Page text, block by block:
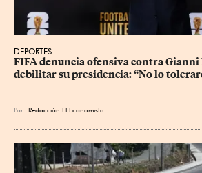
DEPORTES
FIFA denuncia ofensiva contra
debilitar su presidencia: “No lo
Por Redacción El Economista